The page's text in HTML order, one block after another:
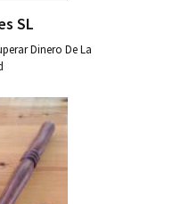
SL
Dinero De La